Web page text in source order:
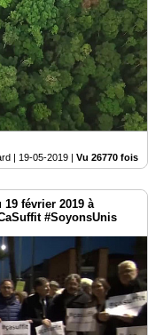
| 19-05-2019 Vu 26770 fois
février 2019 à
#SoyonsUnis